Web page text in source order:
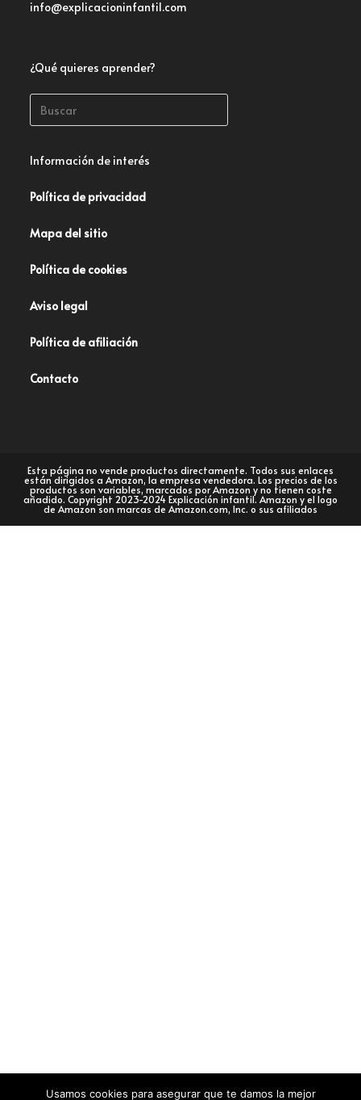
info@explicacioninfantil.com
¿Qué quieres aprender?
Información de interés
Política de privacidad
Mapa del sitio
Política de cookies
Aviso legal
Política de afiliación
Contacto
Esta página no vende productos directamente. Todos sus enlaces
están dirigidos a Amazon, la empresa vendedora. Los precios de los
productos son variables, marcados por Amazon y no tienen coste
añadido. Copyright 2023-2024 Explicación infantil. Amazon y el logo
de Amazon son marcas de Amazon.com, Inc. o sus afiliados
Usamos cookies para asegurar que te damos la mejor